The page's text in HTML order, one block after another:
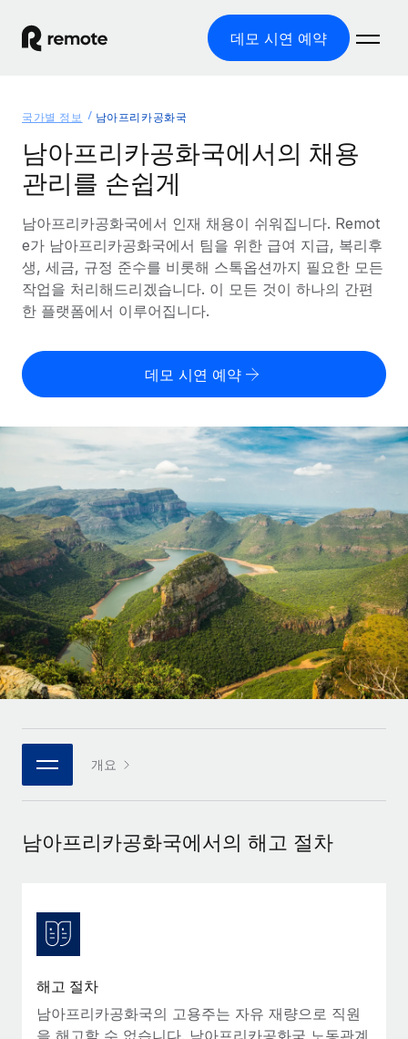
데모 시연 예약
글로벌 고용
글로벌 급여
규정을 준수하며 급여 지급을 손쉽게 처리
기록상 고용주(EOR)
법인 설립 비용 없이 전 세계로 사업을 확장
PEO
복잡한 고용 업무를 아웃소싱
인프라
Remote 통합
HR을 워크플로에 매끄럽게 통합
플랫폼
팀을 위한 통합된 핵심 HR 기능
연결 새로운
통합
핵심 비즈니스 도구로 프로세스를 간소화
전문가 상담
신원 조사
채용 후보자 심사 프로세스 간소화
Compliance Watchtower
솔루션
글로벌 서비스 제공
국가별 정보
국가별 글로벌 채용 지원 알아보기
미국 주별 정보
Remote와 다른 솔루션 비교
다른 업체들과 비교해보기
성장 단계
스타트업
성장하는 기업을 위한 민첩한 글로벌 HR 및 급여 솔루션
중견기업
맞춤형 HR 솔루션으로 팀 확장
엔터프라이즈
대기업을 위한 글로벌 HR
REMOTE 파트너 되기
플랫폼에 글로벌 HR을 유연하게 통합
Remote와의 파트너십 기회 탐색
Remote Build 곧 제공 예정
사례 연구
리소스
도구 및 계산기
오분류 리스크 평가 도구
국가별 총 인건비 계산
글로벌 계약직을 위한 통화 옵션과 지급 소요 시간 확인
REMOTE와 함께 배우기
리서치 및 가이드
사례 연구
HR 용어집
체크리스트 및 템플릿
직무 설명 라이브러리
이벤트
급여 및 인재 인사이트
모든 리소스 보기
글로벌 급여
요금
한국어
English
Nederlands
Français
Deutsch
Español
Italiano
Português (Portugal)
한국어
로그인
국가별 정보 남아프리카공화국
남아프리카공화국에서의 채용
관리를 손쉽게
남아프리카공화국에서 인재 채용이 쉬워집니다. Remot
e가 남아프리카공화국에서 팀을 위한 급여 지급, 복리후
생, 세금, 규정 준수를 비롯해 스톡옵션까지 필요한 모든
작업을 처리해드리겠습니다. 이 모든 것이 하나의 간편
한 플랫폼에서 이루어집니다.
데모 시연 예약
개요
남아프리카공화국에서의 해고 절차
해고 절차
남아프리카공화국의 고용주는 자유 재량으로 직원
을 해고할 수 없습니다. 남아프리카공화국 노동관계